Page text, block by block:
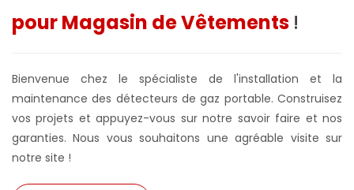
pour Magasin de Vêtements !
Bienvenue chez le spécialiste de l'installation et la
maintenance des détecteurs de gaz portable. Construisez
vos projets et appuyez-vous sur notre savoir faire et nos
garanties. Nous vous souhaitons une agréable visite sur
notre site !